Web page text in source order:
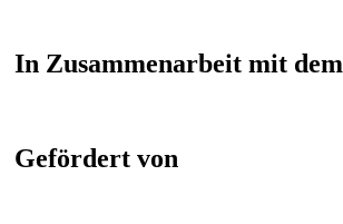
In Zusammenarbeit mit dem
Gefördert von